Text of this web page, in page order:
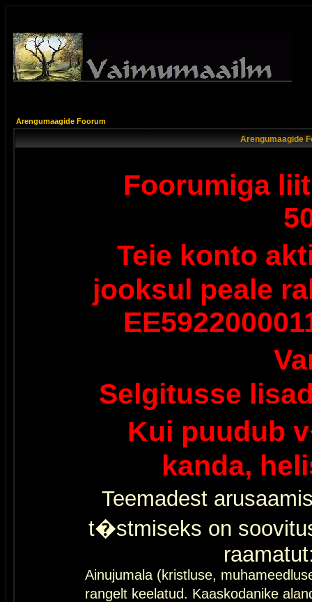
Arengumaagide Foorum
Arengumaagide
Foorumiga
Teie konto
jooksul peale
Selgitusse
Kui puudub
kanda,
Teemadest
t�stmiseks on
Ainujumala (kristluse,
rangelt keelatud. Kaaskodanike